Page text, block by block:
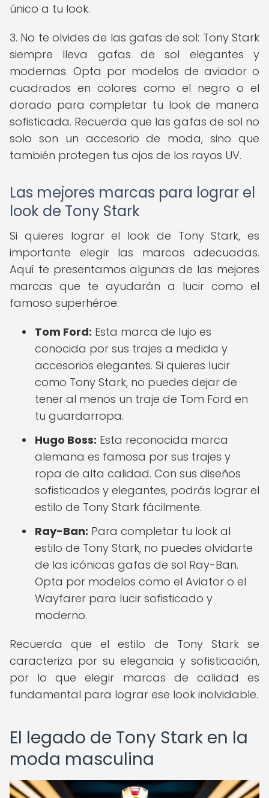
único a tu look.
3. No te olvides de las gafas de sol: Tony Stark
siempre lleva gafas de sol elegantes y
modernas. Opta por modelos de aviador o
cuadrados en colores como el negro o el
dorado para completar tu look de manera
sofisticada. Recuerda que las gafas de sol no
solo son un accesorio de moda, sino que
también protegen tus ojos de los rayos UV.
Las mejores marcas para lograr el
look de Tony Stark
Si quieres lograr el look de Tony Stark, es
importante elegir las marcas adecuadas.
Aquí te presentamos algunas de las mejores
marcas que te ayudarán a lucir como el
famoso superhéroe:
Tom Ford: Esta marca de lujo es
conocida por sus trajes a medida y
accesorios elegantes. Si quieres lucir
como Tony Stark, no puedes dejar de
tener al menos un traje de Tom Ford en
tu guardarropa.
Hugo Boss: Esta reconocida marca
alemana es famosa por sus trajes y
ropa de alta calidad. Con sus diseños
sofisticados y elegantes, podrás lograr el
estilo de Tony Stark fácilmente.
Ray-Ban: Para completar tu look al
estilo de Tony Stark, no puedes olvidarte
de las icónicas gafas de sol Ray-Ban.
Opta por modelos como el Aviator o el
Wayfarer para lucir sofisticado y
moderno.
Recuerda que el estilo de Tony Stark se
caracteriza por su elegancia y sofisticación,
por lo que elegir marcas de calidad es
fundamental para lograr ese look inolvidable.
El legado de Tony Stark en la
moda masculina